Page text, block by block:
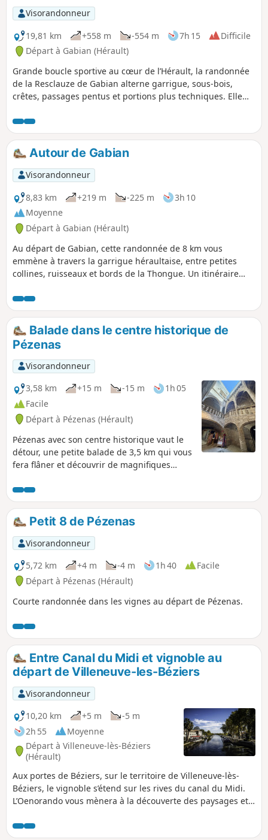
Visorandonneur
19,81 km
+558 m -554 m 7h 15
Difficile
Départ à Gabian (Hérault)
Grande boucle sportive au cœur de l’Hérault, la randonnée
de la Resclauze de Gabian alterne garrigue, sous-bois,
crêtes, passages pentus et portions plus techniques. Elle
les villages du secteur. Le parcours traverse aussi un
territoire au patrimoine remarquable : la Font de l’Oli,
ancienne source naturelle de pétrole, dont l’huile était
exploitée dès le XVIIe siècle pour un usage médicinal ; le
Château-Abbaye de Cassan, ancien prieuré fondé au XIe
siècle, avec son église romane du XIIe siècle et son château
du XVIIIe siècle ; ainsi que l’Église Saint-Julien-et-Sainte-
Basilisse de Gabian, d’origine médiévale et remaniée aux
XVIe et XIXe siècles. Longue et variée, cette randonnée
mérite une cotation difficile : certains passages sont raides,
techniques ou légèrement aériens, avec parfois l’aide d’une
corde comme main courante. Trace gpx fortement
recommandée.
Autour de Gabian
Visorandonneur
8,83 km
+219 m -225 m
3h 10
Moyenne
Départ à Gabian (Hérault)
Au départ de Gabian, cette randonnée de 8 km vous
emmène à travers la garrigue héraultaise, entre petites
collines, ruisseaux et bords de la Thongue. Un itinéraire
authentique, sauvage et apaisant.
Balade dans le centre historique de
Pézenas
Visorandonneur
3,58 km
+15 m -15 m
1h 05
Facile
Départ à Pézenas (Hérault)
Pézenas avec son centre historique vaut le
détour, une petite balade de 3,5 km qui vous
fera flâner et découvrir de magnifiques
pittoresques et son architecture splendide
vous feront rêver. Puis ses nombreux
musées, boutiques et restaurants, de quoi
passer un après-midi agréable.
Petit 8 de Pézenas
Visorandonneur
5,72 km
+4 m -4 m 1h 40
Facile
Départ à Pézenas (Hérault)
Courte randonnée dans les vignes au départ de Pézenas.
Entre Canal du Midi et vignoble au
départ de Villeneuve-les-Béziers
Visorandonneur
10,20 km
+5 m
-5 m
2h 55
Moyenne
Départ à Villeneuve-lès-Béziers
(Hérault)
Aux portes de Béziers, sur le territoire de Villeneuve-lès-
Béziers, le vignoble s’étend sur les rives du canal du Midi.
L’Oenorando vous mènera à la découverte des paysages et
de Béziers qui profitent des influences maritimes sur des